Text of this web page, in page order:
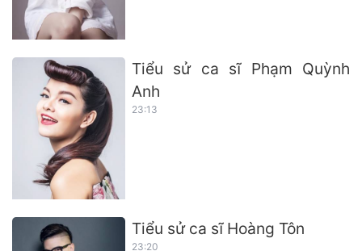
Tiểu sử ca sĩ Phạm Quỳnh
Anh
23:13
Tiểu sử ca sĩ Hoàng Tôn
23:20